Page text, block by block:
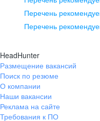
pr@ural.hh.ru
помещение 21
+7 383 207-94-64
pr@nsk.hh.ru
Перечень
Перечень
HeadHunter
Размещение вакансий
Поиск по резюме
О компании
Наши вакансии
Реклама на сайте
Требования к ПО